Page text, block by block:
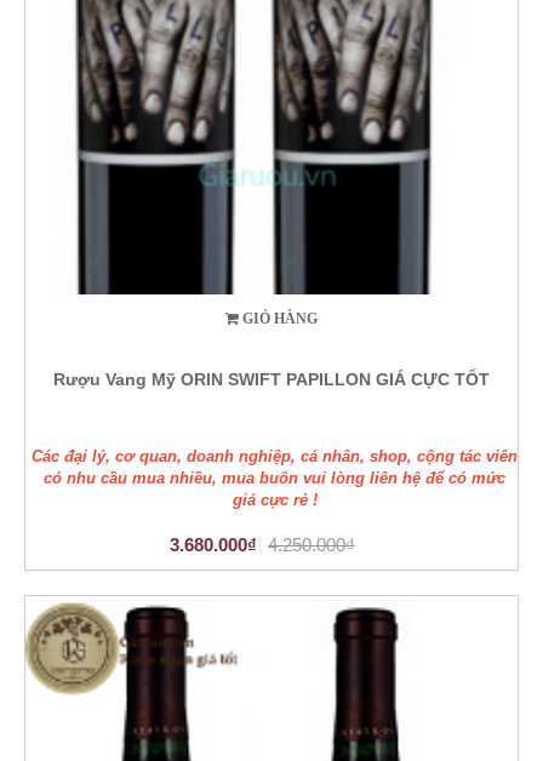
GIỎ HÀNG
Rượu Vang Mỹ ORIN SWIFT PAPILLON GIÁ CỰC TỐT
Các đại lý, cơ quan, doanh nghiệp, cá nhân, shop, cộng tác viên
có nhu cầu mua nhiều, mua buôn vui lòng liên hệ để có mức
giá cực rẻ !
3.680.000₫ 4.250.000₫